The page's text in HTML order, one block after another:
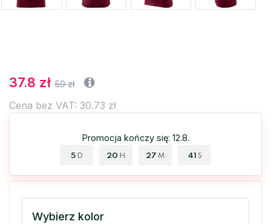
37.8 zł 59 zł
Cena bez VAT: 30.73 zł
Promocja kończy się: 12.8.
5 D 20 H 27 M 41 S
Wybierz kolor